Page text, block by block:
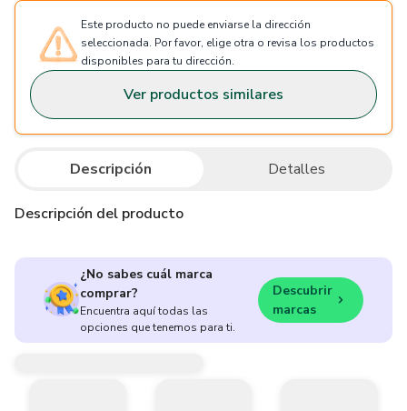
Este producto no puede enviarse la dirección
seleccionada. Por favor, elige otra o revisa los productos
disponibles para tu dirección.
Ver productos similares
Descripción Detalles
Descripción del producto
¿No sabes cuál marca
comprar?
Encuentra aquí todas las
opciones que tenemos para ti.
Descubrir
marcas